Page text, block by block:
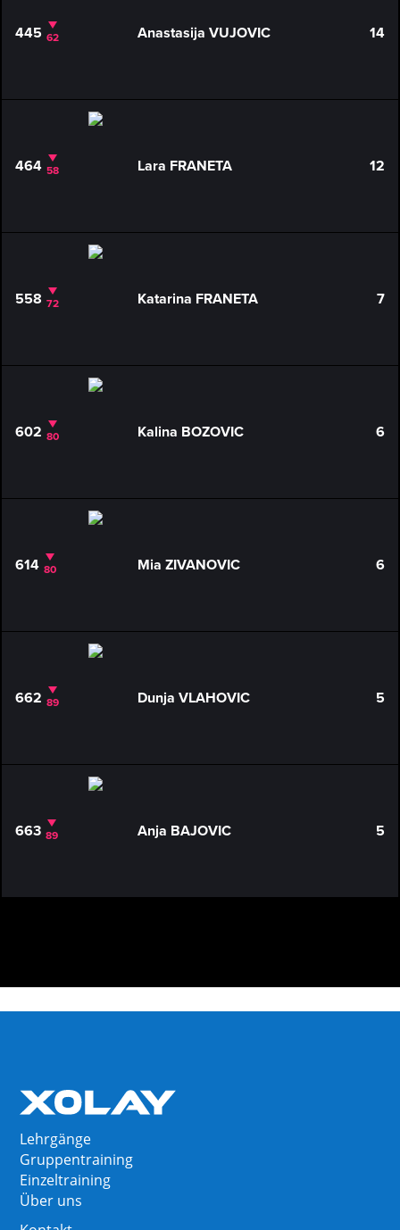
445 62 Anastasija VUJOVIC 14
464 58 Lara FRANETA 12
558 72 Katarina FRANETA 7
602 80 Kalina BOZOVIC 6
614 80 Mia ZIVANOVIC 6
662 89 Dunja VLAHOVIC 5
663 89 Anja BAJOVIC 5
Lehrgänge
Gruppentraining
Einzeltraining
Über uns